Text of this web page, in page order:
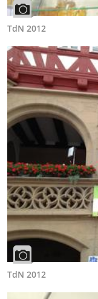
TdN 2012
TdN 2012